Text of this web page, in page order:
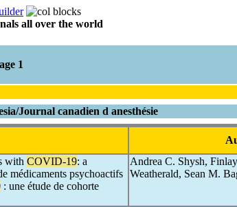
all over the world
1
Journal canadien d anesthésie
with COVID-19: a
médicaments psychoactifs
: une étude de cohorte
Andrea C. Shysh,
Weatherald, Sean M.